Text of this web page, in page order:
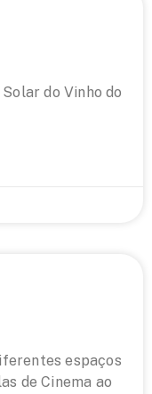
do Vinho do
espaços
de Cinema ao